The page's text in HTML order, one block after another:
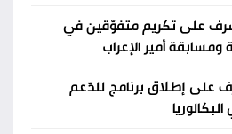
على تكريم متفوّقين في
أمير الإعراب
على إطلاق برنامج للدّعم